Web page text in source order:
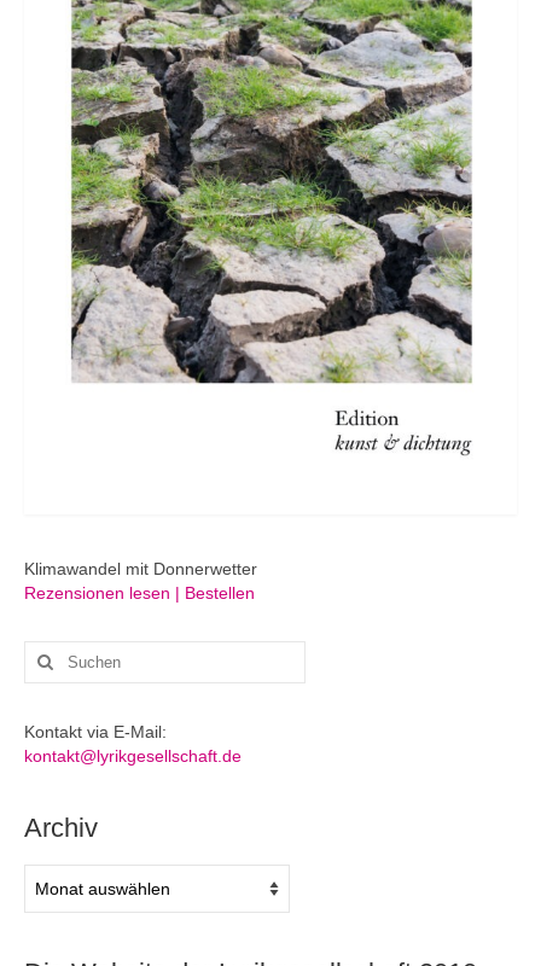
Klimawandel mit Donnerwetter
Rezensionen lesen | Bestellen
Suchen
nach:
Kontakt via E-Mail:
kontakt@lyrikgesellschaft.de
Archiv